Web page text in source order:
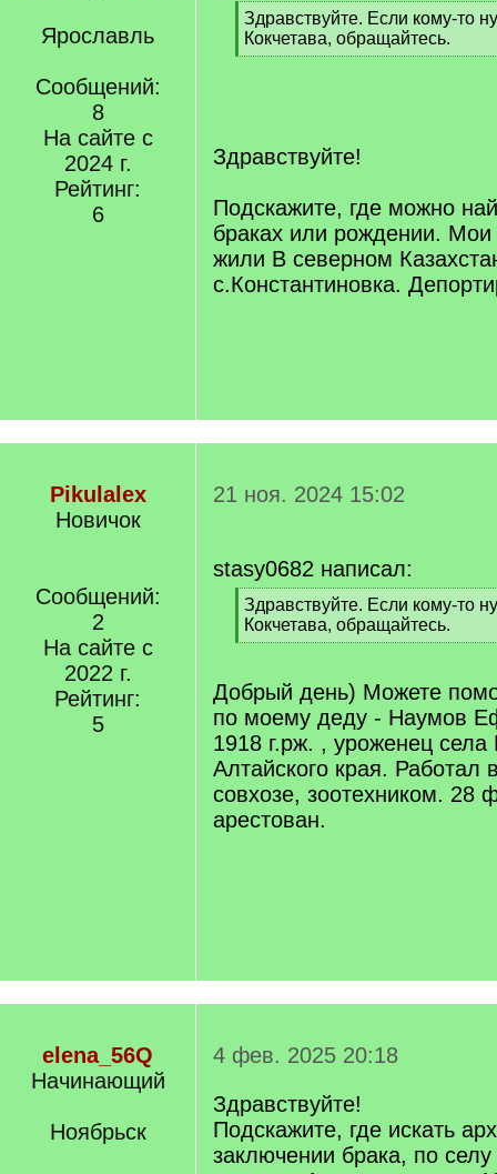
Ярославль
Сообщений:
8
На сайте с
2024 г.
Рейтинг:
6
[
q
]
Здравствуйте. Если кому-то
Кокчетава, обращайтесь.
[
Здравствуйте!
Подскажите, где можно
браках или рождении. Мои
жили В северном
с.Константиновка.
Pikulalex
Новичок
Сообщений:
2
На сайте с
2022 г.
Рейтинг:
5
21 ноя. 2024 15:02
stasy0682 написал:
[
q
]
Здравствуйте. Если кому-то
Кокчетава, обращайтесь.
[
q
]
Добрый день) Можете
по моему деду - Наумов
1918 г.рж. , уроженец села
Алтайского края. Работал
совхозе, зоотехником. 28
арестован.
elena_56Q
Начинающий
Ноябрьск
4 фев. 2025 20:18
Здравствуйте!
Подскажите, где искать
заключении брака, по